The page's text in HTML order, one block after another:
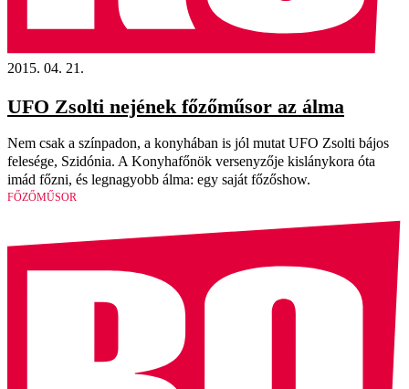
2015. 04. 21.
UFO Zsolti nejének főzőműsor az álma
Nem csak a színpadon, a konyhában is jól mutat UFO Zsolti bájos
felesége, Szidónia. A Konyhafőnök versenyzője kislánykora óta
imád főzni, és legnagyobb álma: egy saját főzőshow.
FŐZŐMŰSOR